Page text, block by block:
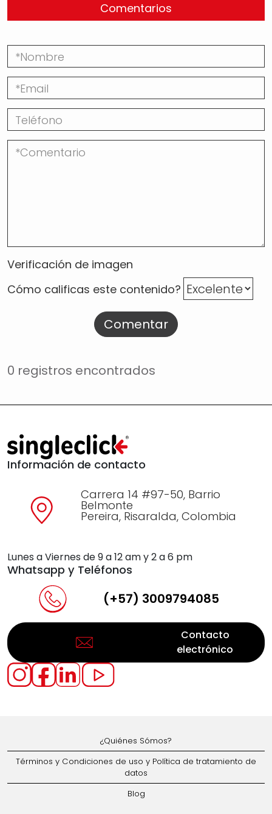
Comentarios
Verificación de imagen
Cómo calificas este contenido?
Comentar
0 registros encontrados
Información de contacto
Carrera 14 #97-50, Barrio
Belmonte
Pereira, Risaralda, Colombia
Lunes a Viernes de 9 a 12 am y 2 a 6 pm
Whatsapp y Teléfonos
(+57) 3009794085
Contacto
electrónico
¿Quiénes Sómos?
Términos y Condiciones de uso y Política de tratamiento de
datos
Blog